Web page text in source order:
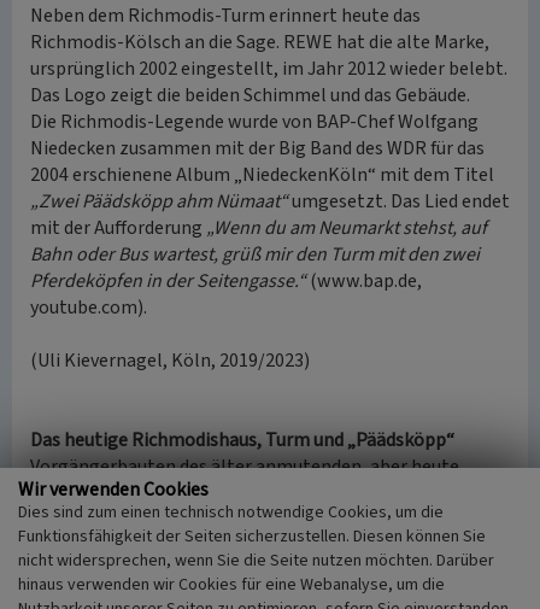
Neben dem Richmodis-Turm erinnert heute das
Richmodis-Kölsch an die Sage. REWE hat die alte Marke,
ursprünglich 2002 eingestellt, im Jahr 2012 wieder belebt.
Das Logo zeigt die beiden Schimmel und das Gebäude.
Die Richmodis-Legende wurde von BAP-Chef Wolfgang
Niedecken zusammen mit der Big Band des WDR für das
2004 erschienene Album „NiedeckenKöln“ mit dem Titel
„Zwei Päädsköpp ahm Nümaat“umgesetzt. Das Lied endet
mit der Aufforderung „Wenn du am Neumarkt stehst, auf
Bahn oder Bus wartest, grüß mir den Turm mit den zwei
Pferdeköpfen in der Seitengasse.“(www.bap.de,
youtube.com).
(Uli Kievernagel, Köln, 2019/2023)
Das heutige Richmodishaus, Turm und „Päädsköpp“
Vorgängerbauten des älter anmutenden, aber heute
gerade einmal 90 Jahre alten Hauses wurden ebenso wie
der achtseitige Turm im Laufe der Zeit mehrfach
niedergelegt und neu gebaut. Ein erstes turmgeziertes
Anwesen einer Patrizierfamilie Hackeney wird bereits für
um 1507/08 genannt.
Wir verwenden Cookies
Dies sind zum einen technisch notwendige Cookies, um die
Funktionsfähigkeit der Seiten sicherzustellen. Diesen können Sie
nicht widersprechen, wenn Sie die Seite nutzen möchten. Darüber
hinaus verwenden wir Cookies für eine Webanalyse, um die